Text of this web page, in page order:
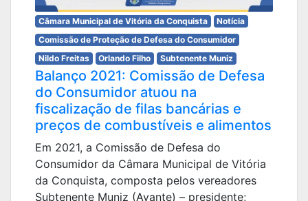
Câmara Municipal de Vitória da Conquista
Notícia
Comissão de Proteção de Defesa do Consumidor
Nildo Freitas
Orlando Filho Subtenente Muniz
Balanço 2021: Comissão de Defesa
do Consumidor atuou na
fiscalização de filas bancárias e
preços de combustíveis e alimentos
Em 2021, a Comissão de Defesa do
Consumidor da Câmara Municipal de Vitória
da Conquista, composta pelos vereadores
Subtenente Muniz (Avante) – presidente;